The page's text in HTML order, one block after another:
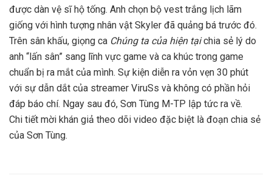
được dàn vệ sĩ hộ tống. Anh chọn bộ vest trắng lịch lãm
giống với hình tượng nhân vật Skyler đã quảng bá trước đó.
Trên sân khấu, giọng ca Chúng ta của hiện tạichia sẻ lý do
anh “lấn sân” sang lĩnh vực game và ca khúc trong game
chuẩn bị ra mắt của mình. Sự kiện diễn ra vỏn vẹn 30 phút
với sự dẫn dắt của streamer ViruSs và không có phần hỏi
đáp báo chí. Ngay sau đó, Sơn Tùng M-TP lập tức ra về.
Chi tiết mời khán giả theo dõi video đặc biệt là đoạn chia sẻ
của Sơn Tùng.